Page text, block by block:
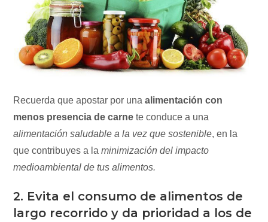
Recuerda que apostar por unaalimentación con
menos presencia de carne te conduce a una
alimentación saludable a la vez que sostenible, en la
que contribuyes a laminimización del impacto
medioambiental de tus alimentos.
2. Evita el consumo de alimentos de
largo recorrido y da prioridad a los de